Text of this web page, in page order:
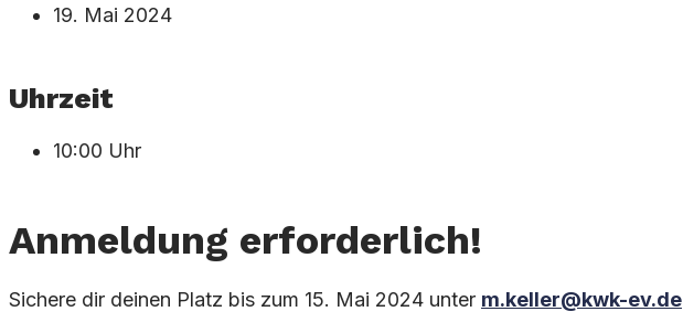
19. Mai 2024
Uhrzeit
10:00 Uhr
Anmeldung erforderlich!
Sichere dir deinen Platz bis zum 15. Mai 2024 unter m.keller@kwk-ev.de